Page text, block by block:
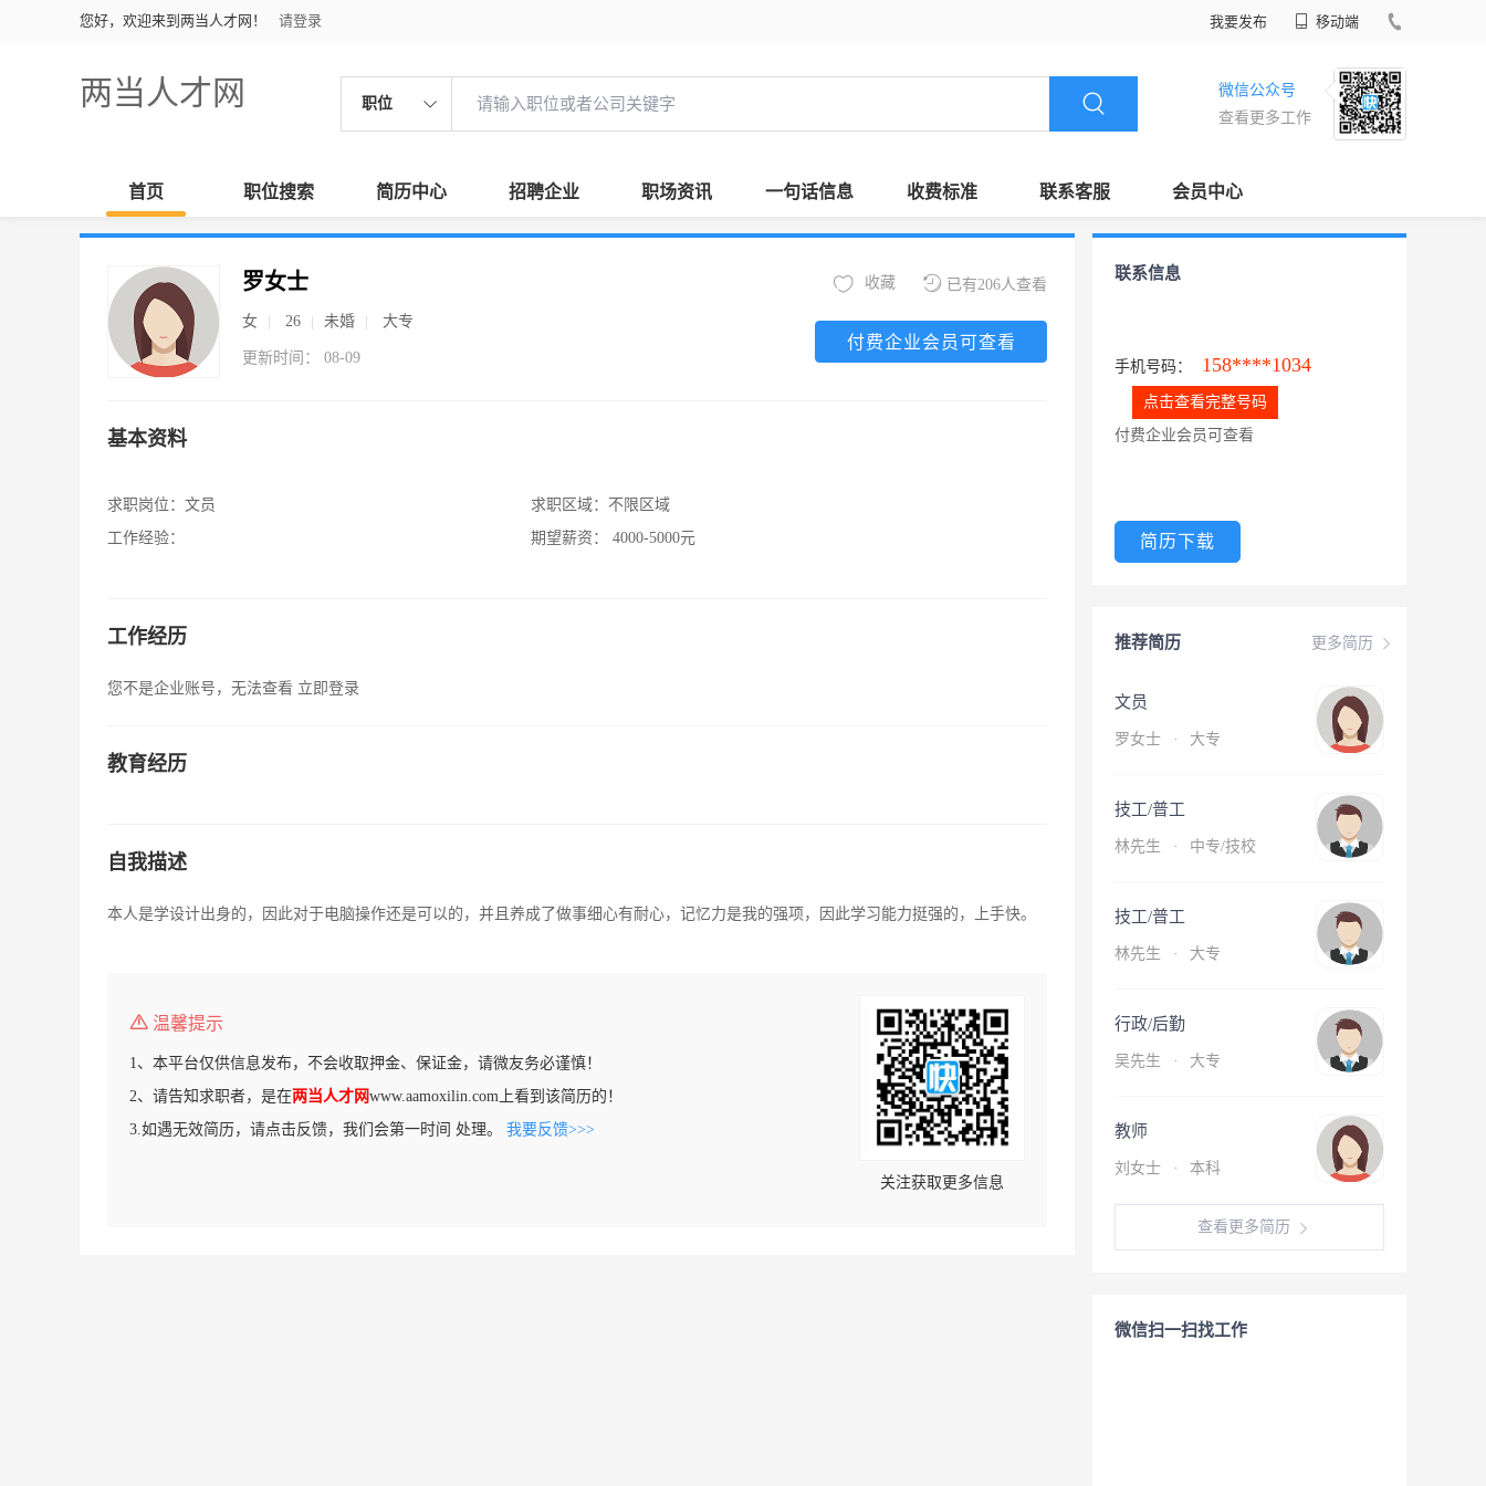
您好，欢迎来到两当人才网！ 请登录 我要发布 移动端
两当人才网 职位
微信公众号
查看更多工作
首页 职位搜索 简历中心 招聘企业 职场资讯 一句话信息 收费标准 联系客服 会员中心
罗女士
女 26 未婚 大专
更新时间： 08-09
已有206人查看
收藏
付费企业会员可查看
基本资料
求职岗位： 文员
工作经验：
求职区域： 不限区域
期望薪资：
4000-5000元
工作经历
您不是企业账号，无法查看 立即登录
教育经历
自我描述
本人是学设计出身的，因此对于电脑操作还是可以的，并且养成了做事细心有耐心，记忆力是我的强项，因此学习能力挺强的，上手快。
温馨提示
1、本平台仅供信息发布，不会收取押金、保证金，请微友务必谨慎！
2、请告知求职者，是在两当人才网www.aamoxilin.com上看到该简历的！
3.如遇无效简历，请点击反馈，我们会第一时间 处理。 我要反馈>>>
关注获取更多信息
联系信息
手机号码： 158****1034
点击查看完整号码
付费企业会员可查看
简历下载
更多简历
推荐简历
文员
罗女士 · 大专
技工/普工
林先生 · 中专/技校
技工/普工
林先生 · 大专
行政/后勤
吴先生 · 大专
教师
刘女士 · 本科
查看更多简历
微信扫一扫找工作